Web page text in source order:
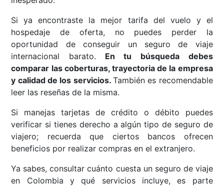
Si ya encontraste la mejor tarifa del vuelo y el
hospedaje de oferta, no puedes perder la
oportunidad de conseguir un seguro de viaje
internacional barato. En tu búsqueda debes
comparar las coberturas, trayectoria de la empresa
y calidad de los servicios. También es recomendable
leer las reseñas de la misma.
Si manejas tarjetas de crédito o débito puedes
verificar si tienes derecho a algún tipo de seguro de
viajero; recuerda que ciertos bancos ofrecen
beneficios por realizar compras en el extranjero.
Ya sabes, consultar cuánto cuesta un seguro de viaje
en Colombia y qué servicios incluye, es parte